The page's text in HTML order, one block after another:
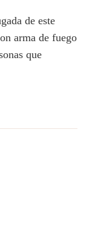
de este
arma de fuego
que